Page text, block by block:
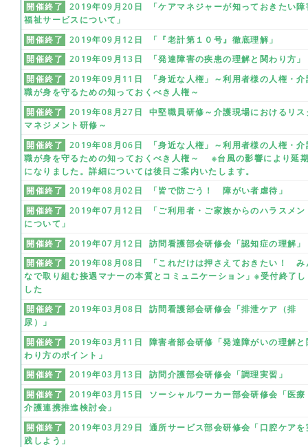
開催終了
2019年09月20日 「ケアマネジャーが知っておきたい障
福祉サービスについて」
開催終了
2019年09月12日 「『老計第１０号』徹底理解」
開催終了
2019年09月13日 「発達障害の疾患の理解と関わり方」
開催終了
2019年09月11日 「身近な人権」～利用者様の人権・介
職が身を守るための知っておくべき人権～
開催終了
2019年08月27日 中堅職員研修～介護現場におけるリス
マネジメント研修～
開催終了
2019年08月06日 「身近な人権」～利用者様の人権・介
職が身を守るための知っておくべき人権～ ※台風の影響により延
になりました。詳細については後日ご案内いたします。
開催終了
2019年08月02日 「皆で防ごう！ 障がい者虐待」
開催終了
2019年07月12日 「ご利用者・ご家族からのハラスメン
について」
開催終了
2019年07月12日 訪問看護部会研修会「認知症の理解」
開催終了
2019年08月08日 「これだけは押さえておきたい！ み
なで取り組む接遇マナーの本質とコミュニケーション」※受付終了
した
開催終了
2019年03月08日 訪問看護部会研修会「排泄ケア（排
尿）」
開催終了
2019年03月11日 障害者部会研修「発達障がいの理解と
わり方のポイント」
開催終了
2019年03月13日 訪問介護部会研修会「調理実習」
開催終了
2019年03月15日 ソーシャルワーカー部会研修会「医療
介護連携推進検討会」
開催終了
2019年03月29日 通所サービス部会研修会「口腔ケアを
践しよう」